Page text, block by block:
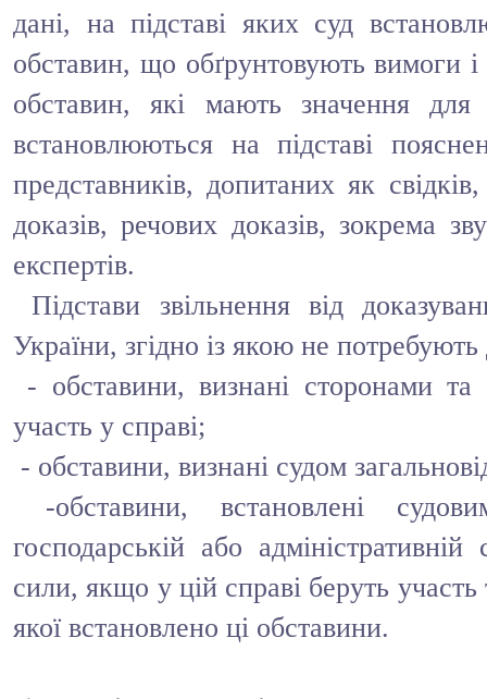
дані, на підставі яких суд
обставин, що обґрунтовують вимоги
обставин, які мають значення
встановлюються на підставі
представників, допитаних як
доказів, речових доказів, зокрема
експертів.
Підстави звільнення від
України, згідно із якою не
- обставини, визнані сторонами
участь у справі;
- обставини, визнані судом
-обставини, встановлені
господарській або
сили, якщо у цій справі беруть
якої встановлено ці обставини.